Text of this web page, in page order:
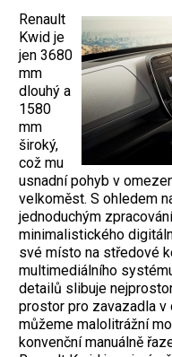
Renault
Kwid je
jen 3680
mm
dlouhý a
1580
mm
široký,
což mu
usnadní pohyb v
velkoměst. S ohledem
jednoduchým
minimalistického
své místo na středové
multimediálního
detailů slibuje
prostor pro zavazadla v
můžeme malolitrážní
konvenční manuálně